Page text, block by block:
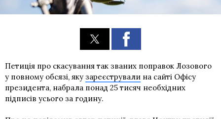
Петиція про скасування так званих поправок Лозового
у повному обсязі, яку зареєстрували на сайті Офісу
президента, набрала понад 25 тисяч необхідних
підписів усього за годину.